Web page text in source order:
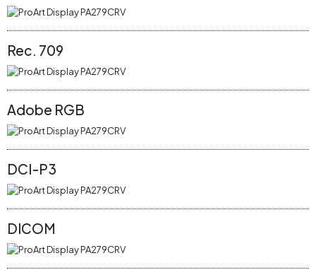
Rec. 709
Adobe RGB
DCI-P3
DICOM